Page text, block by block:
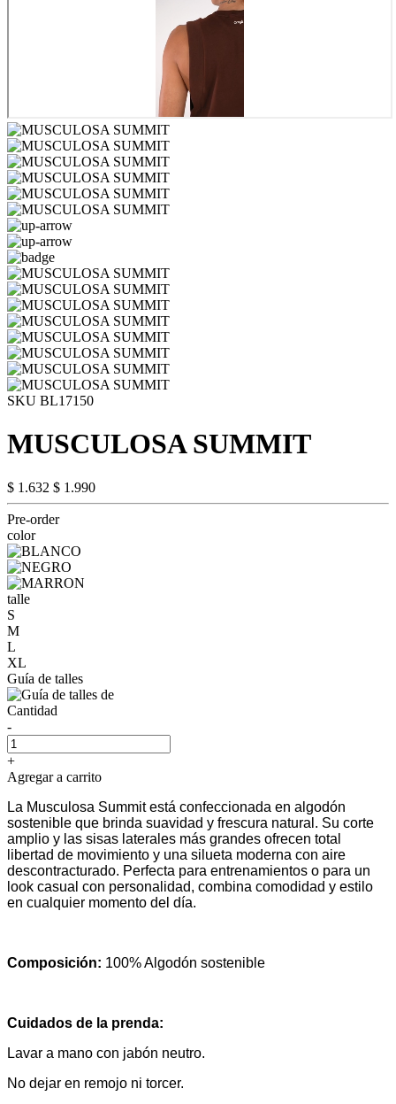
SKU BL17150
MUSCULOSA SUMMIT
$ 1.632 $ 1.990
Pre-order
color
talle
S
M
L
XL
Guía de talles
Cantidad
-
+
Agregar a carrito
La Musculosa Summit está confeccionada en algodón
sostenible que brinda suavidad y frescura natural. Su corte
amplio y las sisas laterales más grandes ofrecen total
libertad de movimiento y una silueta moderna con aire
descontracturado. Perfecta para entrenamientos o para un
look casual con personalidad, combina comodidad y estilo
en cualquier momento del día.
Composición: 100% Algodón sostenible
Cuidados de la prenda:
Lavar a mano con jabón neutro.
No dejar en remojo ni torcer.